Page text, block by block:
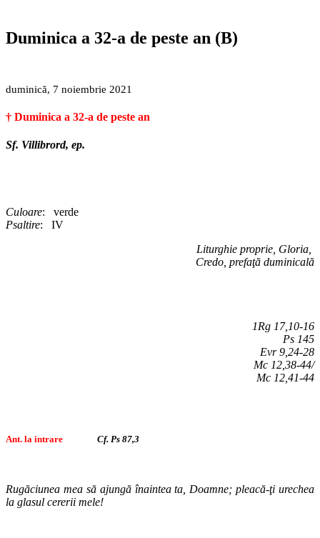
Duminica a 32-a de peste an (B)
duminică, 7 noiembrie 2021
† Duminica a 32-a de peste an
Sf. Villibrord, ep.
Culoare: verde
Psaltire: IV
Liturghie proprie, Gloria,
Credo, prefaţă duminicală
1Rg 17,10-16
Ps 145
Evr 9,24-28
Mc 12,38-44/
Mc 12,41-44
Ant. la intrare Cf. Ps 87,3
Rugăciunea mea să ajungă înaintea ta, Doamne; pleacă-ţi urechea
la glasul cererii mele!